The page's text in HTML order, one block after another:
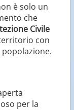
è solo un
che
Civile
con
per la